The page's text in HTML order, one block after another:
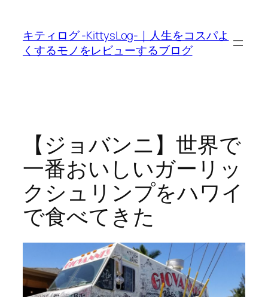
キティログ -KittysLog-｜人生をコスパよ
くするモノをレビューするブログ
【ジョバンニ】世界で
一番おいしいガーリッ
クシュリンプをハワイ
で食べてきた